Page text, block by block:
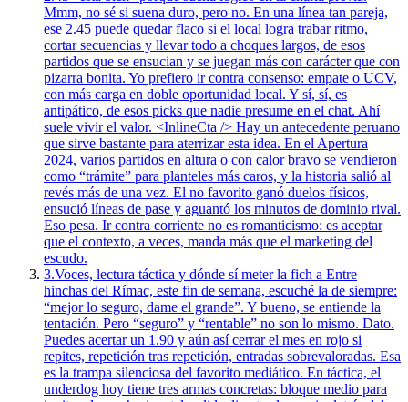
Mmm, no sé si suena duro, pero no. En una línea tan pareja,
ese 2.45 puede quedar flaco si el local logra trabar ritmo,
cortar secuencias y llevar todo a choques largos, de esos
partidos que se ensucian y se juegan más con carácter que con
pizarra bonita. Yo prefiero ir contra consenso: empate o UCV,
con más carga en doble oportunidad local. Y sí, sí, es
antipático, de esos picks que nadie presume en el chat. Ahí
suele vivir el valor. <InlineCta /> Hay un antecedente peruano
que sirve bastante para aterrizar esta idea. En el Apertura
2024, varios partidos en altura o con calor bravo se vendieron
como “trámite” para planteles más caros, y la historia salió al
revés más de una vez. El no favorito ganó duelos físicos,
ensució líneas de pase y aguantó los minutos de dominio rival.
Eso pesa. Ir contra corriente no es romanticismo: es aceptar
que el contexto, a veces, manda más que el marketing del
escudo.
3.Voces, lectura táctica y dónde sí meter la fich a Entre
hinchas del Rímac, este fin de semana, escuché la de siempre:
“mejor lo seguro, dame el grande”. Y bueno, se entiende la
tentación. Pero “seguro” y “rentable” no son lo mismo. Dato.
Puedes acertar un 1.90 y aún así cerrar el mes en rojo si
repites, repetición tras repetición, entradas sobrevaloradas. Esa
es la trampa silenciosa del favorito mediático. En táctica, el
underdog hoy tiene tres armas concretas: bloque medio para